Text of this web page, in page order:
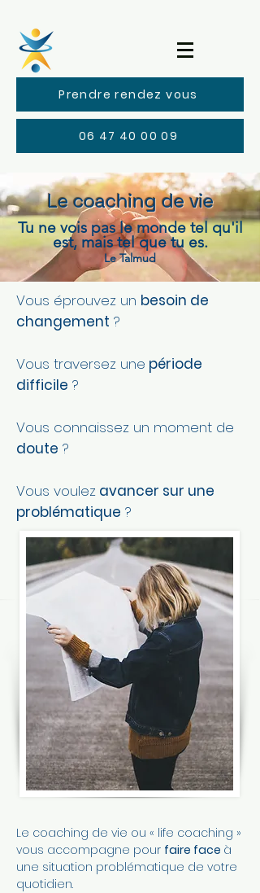
Prendre rendez vous
06 47 40 00 09
Le coaching de vie
Tu ne vois pas le monde tel qu'il
est, mais tel que tu es.
Le Talmud
Vous éprouvez un besoin de
changement ?
Vous traversez une période
difficile ?
Vous connaissez un moment de
doute ?
Vous voulez avancer sur une
problématique ?
Le coaching de vie ou « life coaching »
vous accompagne pour faire face à
une situation problématique de votre
quotidien.